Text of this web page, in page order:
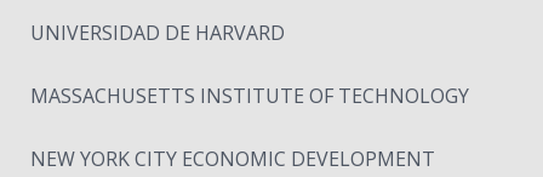
UNIVERSIDAD DE HARVARD
MASSACHUSETTS INSTITUTE OF TECHNOLOGY
NEW YORK CITY ECONOMIC DEVELOPMENT